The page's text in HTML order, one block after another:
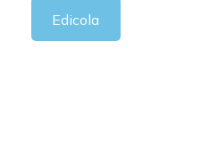
Edicola